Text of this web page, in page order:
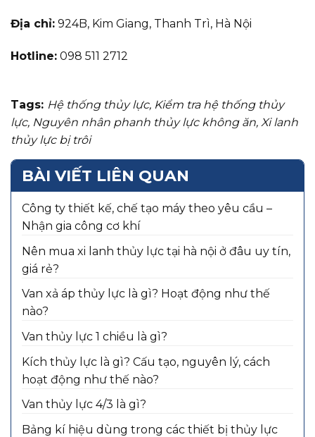
Địa chỉ: 924B, Kim Giang, Thanh Trì, Hà Nội
Hotline: 098 511 2712
Tags: Hệ thống thủy lực, Kiểm tra hệ thống thủy
lực, Nguyên nhân phanh thủy lực không ăn, Xi lanh
thủy lực bị trôi
BÀI VIẾT LIÊN QUAN
Công ty thiết kế, chế tạo máy theo yêu cầu –
Nhận gia công cơ khí
Nên mua xi lanh thủy lực tại hà nội ở đâu uy tín,
giá rẻ?
Van xả áp thủy lực là gì? Hoạt động như thế
nào?
Van thủy lực 1 chiều là gì?
Kích thủy lực là gì? Cấu tạo, nguyên lý, cách
hoạt động như thế nào?
Van thủy lực 4/3 là gì?
Bảng kí hiệu dùng trong các thiết bị thủy lực